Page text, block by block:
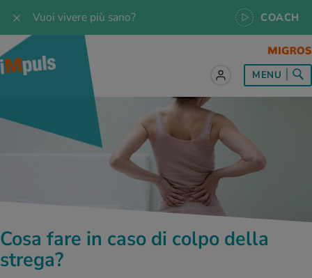
Vuoi vivere più sano? COACH
sul tema Alimentazione
ideale
alimentazione
sul tema Movimento
& Jogging
e outdoor
sul tema Rilassamento
di rilassamento
Life-Balance
sul tema Medicina
per tutti i giorni
dello sport
sul tema Servizio
e quiz
iMpuls
MENU
Cosa fare in caso di colpo della
strega?